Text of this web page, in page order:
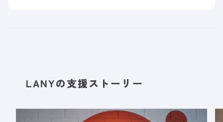
LANYの支援ストーリー